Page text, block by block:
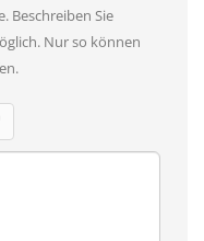
Beschreiben Sie
Nur so können